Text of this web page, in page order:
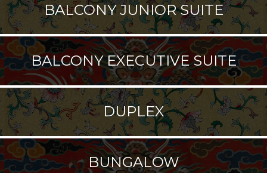
BALCONY JUNIOR SUITE
BALCONY EXECUTIVE SUITE
DUPLEX
BUNGALOW